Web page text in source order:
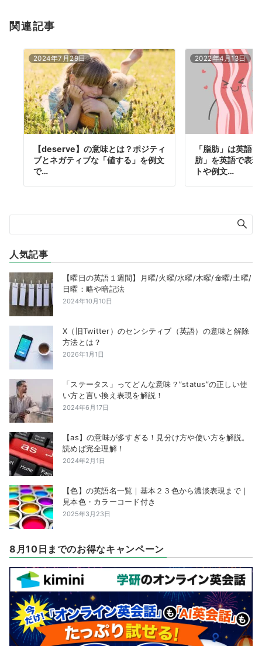
関連記事
2024年7月29日
【deserve】の意味とは？ポジティ
ブとネガティブな「値する」を例文
で…
2022年4月13日
「脂肪」は英語
肪」を英語で表
トや例文…
人気記事
【曜日の英語１週間】月曜/火曜/水曜/木曜/金曜/土曜/
日曜：略や暗記法
2024年10月10日
X（旧Twitter）のセンシティブ（英語）の意味と解除
方法とは？
2026年1月1日
「ステータス」ってどんな意味？”status”の正しい使
い方と言い換え表現を解説！
2024年6月17日
【as】の意味が多すぎる！見分け方や使い方を解説。
読めば完全理解！
2024年2月1日
【色】の英語名一覧｜基本２３色から濃淡表現まで｜
見本色・カラーコード付き
2025年3月23日
8月10日までのお得なキャンペーン